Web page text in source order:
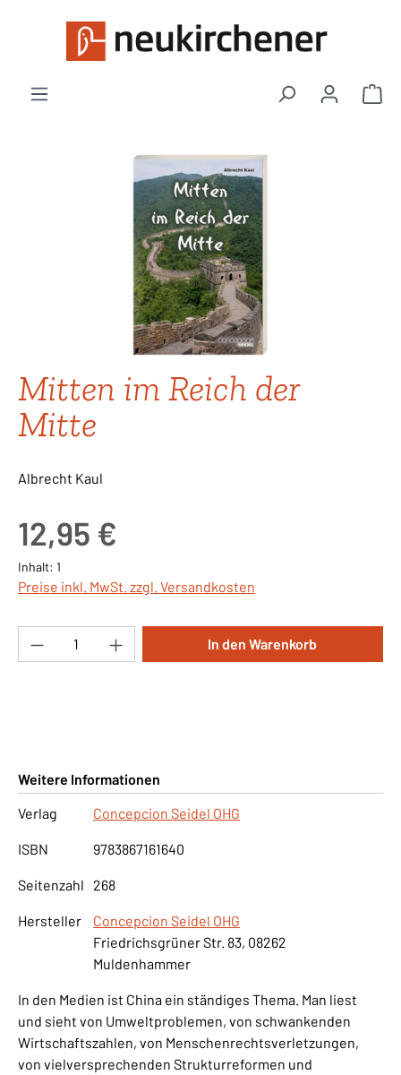
Zum Hauptinhalt springen
Bildergalerie überspringen
Mitten im Reich der
Mitte
Albrecht Kaul
12,95 €
Inhalt: 1
Preise inkl. MwSt. zzgl. Versandkosten
Produkt Anzahl: Gib den gewünschten
In den Warenkorb
Weitere Informationen
Verlag
Concepcion Seidel OHG
ISBN 9783867161640
Seitenzahl 268
Hersteller
Concepcion Seidel OHG
Friedrichsgrüner Str. 83, 08262
Muldenhammer
In den Medien ist China ein ständiges Thema. Man liest
und sieht von Umweltproblemen, von schwankenden
Wirtschaftszahlen, von Menschenrechtsverletzungen,
von vielversprechenden Strukturreformen und